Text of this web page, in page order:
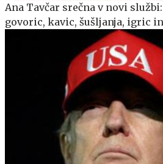
Ana Tavčar srečna v novi
govoric, kavic, šušljanja, igric